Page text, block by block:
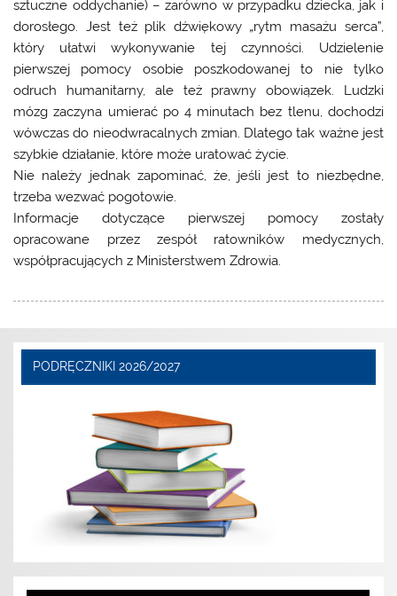
sztuczne oddychanie) – zarówno w przypadku dziecka, jak i
dorosłego. Jest też plik dźwiękowy „rytm masażu serca”,
który ułatwi wykonywanie tej czynności. Udzielenie
pierwszej pomocy osobie poszkodowanej to nie tylko
odruch humanitarny, ale też prawny obowiązek. Ludzki
mózg zaczyna umierać po 4 minutach bez tlenu, dochodzi
wówczas do nieodwracalnych zmian. Dlatego tak ważne jest
szybkie działanie, które może uratować życie.
Nie należy jednak zapominać, że, jeśli jest to niezbędne,
trzeba wezwać pogotowie.
Informacje dotyczące pierwszej pomocy zostały
opracowane przez zespół ratowników medycznych,
współpracujących z Ministerstwem Zdrowia.
PODRĘCZNIKI 2026/2027